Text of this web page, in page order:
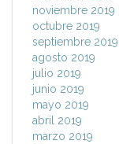
noviembre 2019
octubre 2019
septiembre 2019
agosto 2019
julio 2019
junio 2019
mayo 2019
abril 2019
marzo 2019